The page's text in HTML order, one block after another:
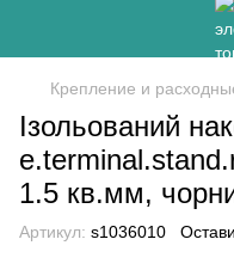
Крепление и
Ізольований
1.5 кв.мм,
Артикул: s1036010